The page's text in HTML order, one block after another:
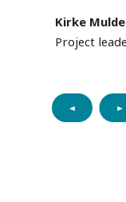
Kirke
Project
◄ ►